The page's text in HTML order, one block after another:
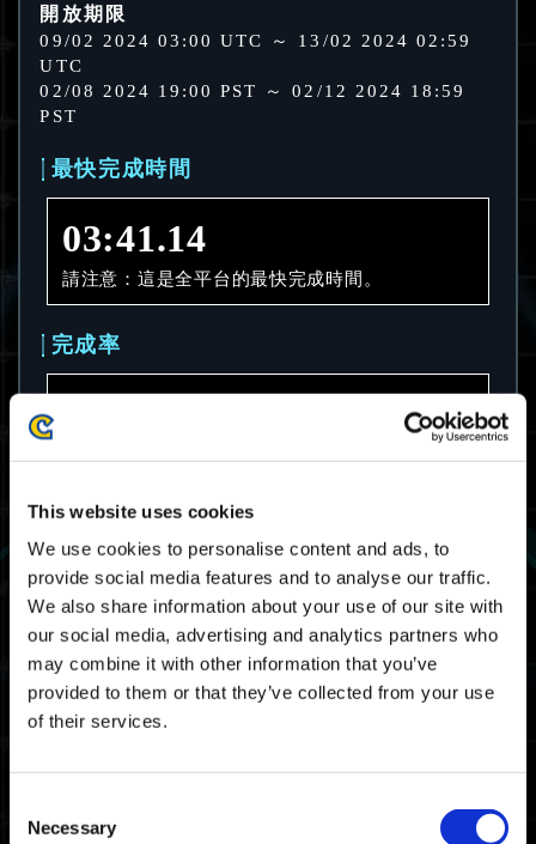
This website uses cookies
We use cookies to personalise content and ads, to
provide social media features and to analyse our traffic.
We also share information about your use of our site with
our social media, advertising and analytics partners who
may combine it with other information that you’ve
provided to them or that they’ve collected from your use
of their services.
Selection
Necessary
開放期限
09/02 2024 03:00 UTC ～ 13/02 2024 02:59
UTC
02/08 2024 19:00 PST ～ 02/12 2024 18:59
PST
最快完成時間
03:41.14
請注意：這是全平台的最快完成時間。
完成率
平均完成時間
08:13.33
請注意：這是全平台的平均完成時間。
大師排名截止成績
06:02.90